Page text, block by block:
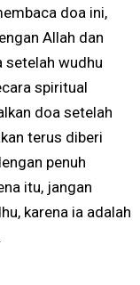
doa ini,
Allah dan
setelah wudhu
spiritual
doa setelah
terus diberi
penuh
itu, jangan
karena ia adalah